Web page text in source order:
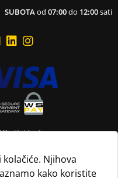
Njihova
kako koristite
SUBOTAod07:00do 12:00sati